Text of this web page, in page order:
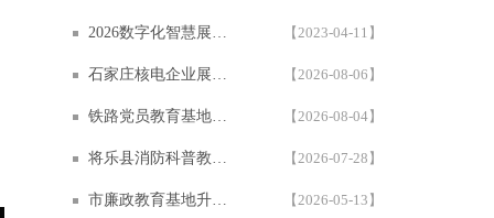
2026数字化智慧展厅设计与施工一体化白皮书，一笔一画科技智慧展厅设计白皮书概述展示 【2023-04-11】
石家庄核电企业展厅设计怎么做？从立项到落地的一份完整指南 【2026-08-06】
铁路党员教育基地设计方案全参考解析：如何承载铁轨上的星火？ 【2026-08-04】
将乐县消防科普教育基地怎么设计？6大展区与互动五原则方案复盘 【2026-07-28】
市廉政教育基地升级建设提档 | 西安一笔一画千万级多媒体廉政展厅案例 【2026-05-13】